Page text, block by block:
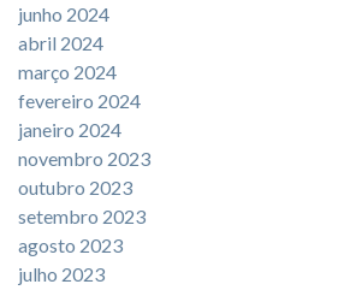
junho 2024
abril 2024
março 2024
fevereiro 2024
janeiro 2024
novembro 2023
outubro 2023
setembro 2023
agosto 2023
julho 2023